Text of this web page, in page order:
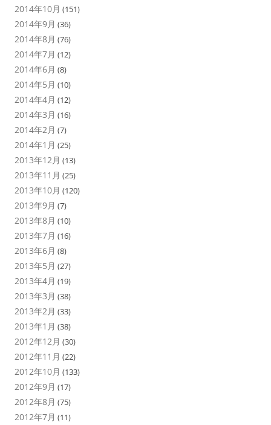
2014年10月 (151)
2014年9月 (36)
2014年8月 (76)
2014年7月 (12)
2014年6月 (8)
2014年5月 (10)
2014年4月 (12)
2014年3月 (16)
2014年2月 (7)
2014年1月 (25)
2013年12月 (13)
2013年11月 (25)
2013年10月 (120)
2013年9月 (7)
2013年8月 (10)
2013年7月 (16)
2013年6月 (8)
2013年5月 (27)
2013年4月 (19)
2013年3月 (38)
2013年2月 (33)
2013年1月 (38)
2012年12月 (30)
2012年11月 (22)
2012年10月 (133)
2012年9月 (17)
2012年8月 (75)
2012年7月 (11)